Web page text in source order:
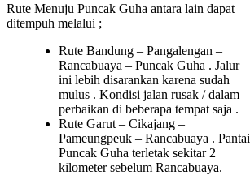
Rute Menuju Puncak Guha antara lain dapat
ditempuh melalui ;
Rute Bandung – Pangalengan –
Rancabuaya – Puncak Guha . Jalur
ini lebih disarankan karena sudah
mulus . Kondisi jalan rusak / dalam
perbaikan di beberapa tempat saja .
Rute Garut – Cikajang –
Pameungpeuk – Rancabuaya . Pantai
Puncak Guha terletak sekitar 2
kilometer sebelum Rancabuaya.